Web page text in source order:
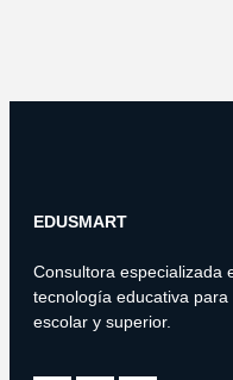
EDUSMART
Consultora especializada
tecnología educativa para
escolar y superior.